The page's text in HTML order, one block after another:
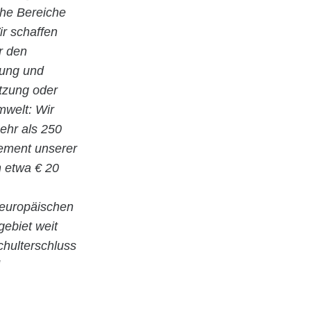
Bereiche
schaffen
den
und
oder
Wir
als 250
unserer
etwa € 20
weit